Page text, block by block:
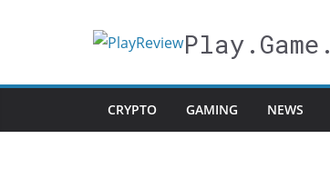
Play.Game.
CRYPTO GAMING NEWS